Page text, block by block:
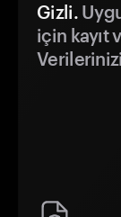
Gizli.
için kayıt